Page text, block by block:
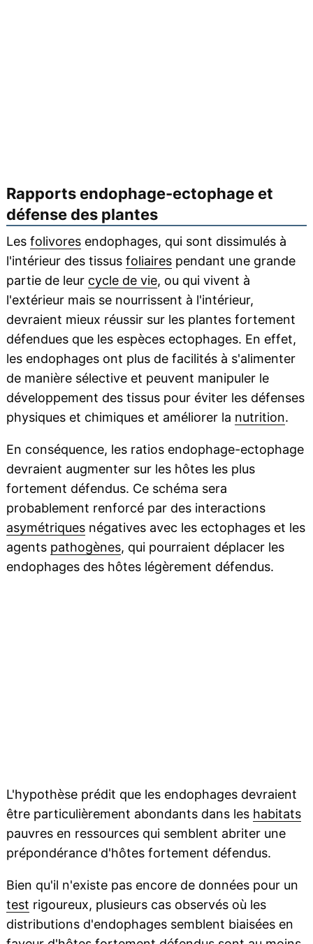
Rapports endophage-ectophage et
défense des plantes
Les folivoresendophages, qui sont dissimulés à
l'intérieur des tissus foliairespendant une grande
partie de leur cycle de vie, ou qui vivent à
l'extérieur mais se nourrissent à l'intérieur,
devraient mieux réussir sur les plantes fortement
défendues que les espèces ectophages. En effet,
les endophages ont plus de facilités à s'alimenter
de manière sélective et peuvent manipuler le
développement des tissus pour éviter les défenses
physiques et chimiques et améliorer la nutrition.
En conséquence, les ratios endophage-ectophage
devraient augmenter sur les hôtes les plus
fortement défendus. Ce schéma sera
probablement renforcé par des interactions
asymétriquesnégatives avec les ectophages et les
agents pathogènes, qui pourraient déplacer les
endophages des hôtes légèrement défendus.
L'hypothèse prédit que les endophages devraient
être particulièrement abondants dans les habitats
pauvres en ressources qui semblent abriter une
prépondérance d'hôtes fortement défendus.
Bien qu'il n'existe pas encore de données pour un
test rigoureux, plusieurs cas observés où les
distributions d'endophages semblent biaisées en